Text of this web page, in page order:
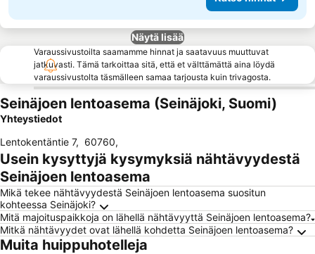
Näytä lisää
Varaussivustoilta saamamme hinnat ja saatavuus muuttuvat
jatkuvasti. Tämä tarkoittaa sitä, että et välttämättä aina löydä
varaussivustolta täsmälleen samaa tarjousta kuin trivagosta.
Seinäjoen lentoasema (Seinäjoki, Suomi)
Yhteystiedot
Lentokentäntie 7, 60760,
Usein kysyttyjä kysymyksiä nähtävyydestä
Seinäjoen lentoasema
Mikä tekee nähtävyydestä Seinäjoen lentoasema suositun
kohteessa Seinäjoki?
Mitä majoituspaikkoja on lähellä nähtävyyttä Seinäjoen lentoasema?
Mitkä nähtävyydet ovat lähellä kohdetta Seinäjoen lentoasema?
Muita huippuhotelleja